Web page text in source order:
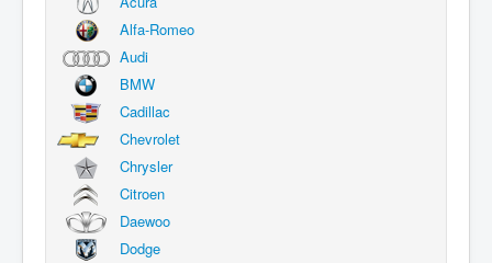
Alfa-Romeo
Audi
BMW
Cadillac
Chevrolet
Chrysler
Citroen
Daewoo
Dodge